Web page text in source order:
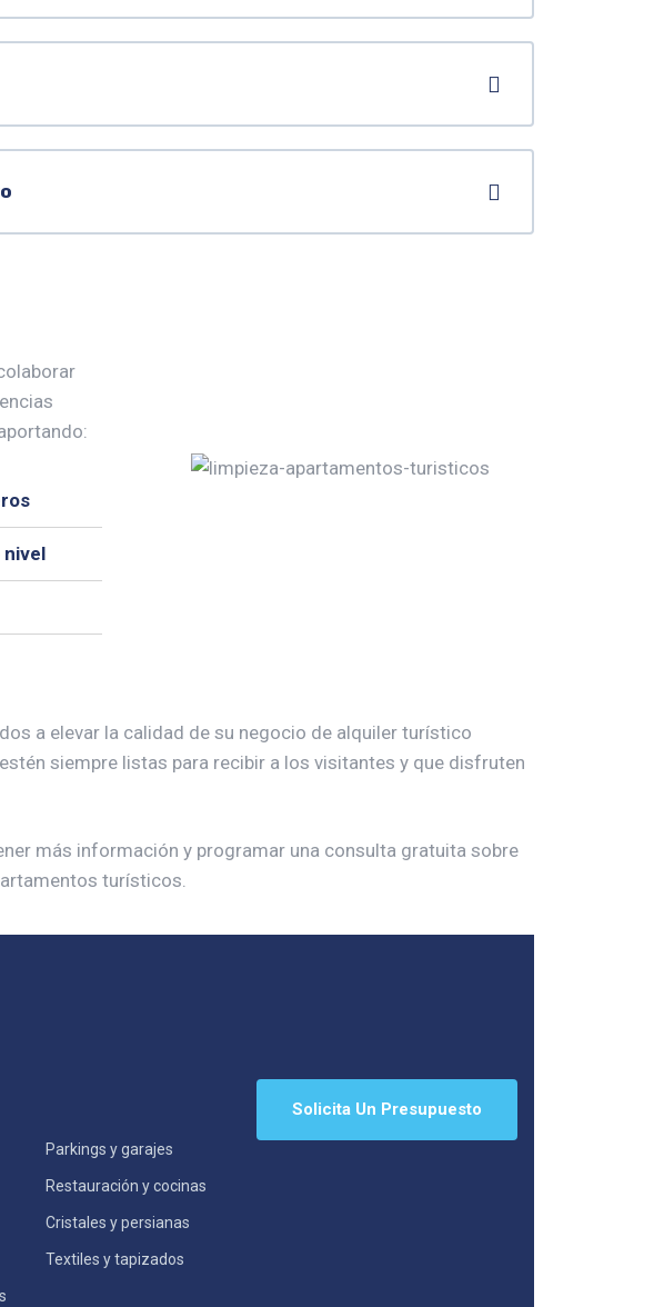
nivel
a elevar la calidad de su negocio de alquiler turístico
siempre listas para recibir a los visitantes y que disfruten
más información y programar una consulta gratuita sobre
turísticos.
Parkings y garajes
Restauración y cocinas
Cristales y persianas
Textiles y tapizados
Solicita Un Presupuesto